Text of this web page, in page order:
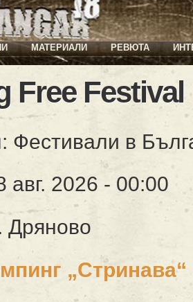
МАТЕРИАЛИ РЕВЮТА
Free Festival
: Фестивали в
авг. 2026 - 00:00
Дряново
„Стринава“